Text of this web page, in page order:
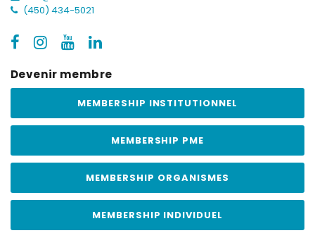
(450) 434-5021
Devenir membre
MEMBERSHIP INSTITUTIONNEL
MEMBERSHIP PME
MEMBERSHIP ORGANISMES
MEMBERSHIP INDIVIDUEL